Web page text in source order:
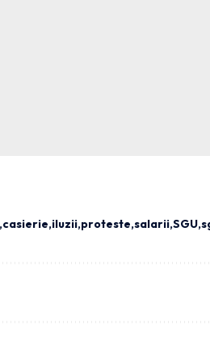
casierie iluzii proteste salarii SGU